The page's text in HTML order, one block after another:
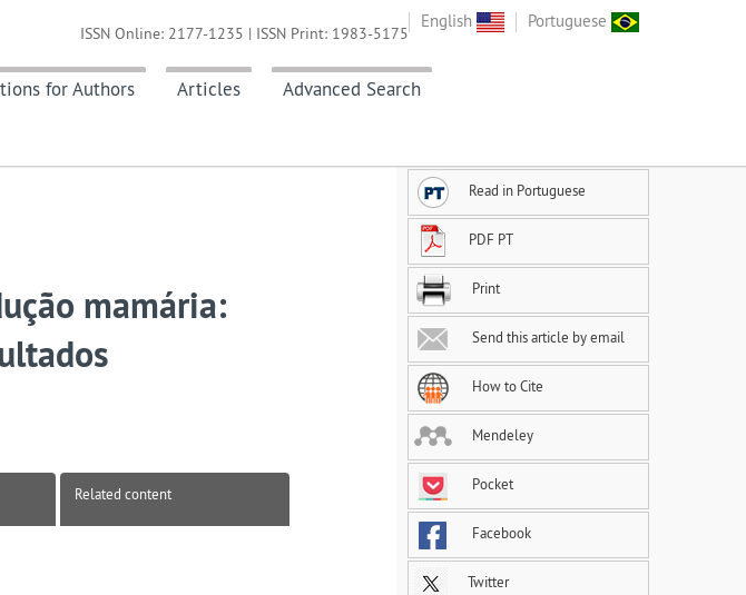
English Portuguese
for Authors Articles Advanced Search
ISSN Online: 2177-1235 | ISSN Print: 1983-5175
mamária:
Related content
Read in Portuguese
PDF PT
Print
Send this article by email
How to Cite
Mendeley
Pocket
Facebook
Twitter